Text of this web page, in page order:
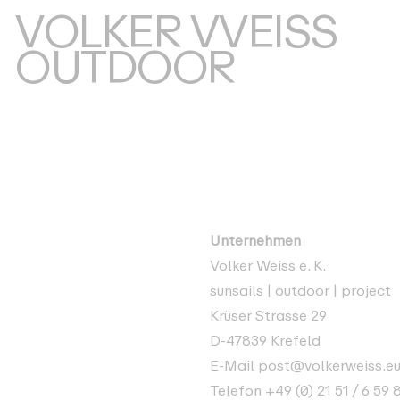
VOLKER VVEISS
OUTDOOR
Unternehmen
Volker Weiss e. K.
sunsails | outdoor | project
Krüser Strasse 29
D-47839 Krefeld
E-Mail post@volkerweiss.eu
Telefon +49 (0) 21 51 / 6 59